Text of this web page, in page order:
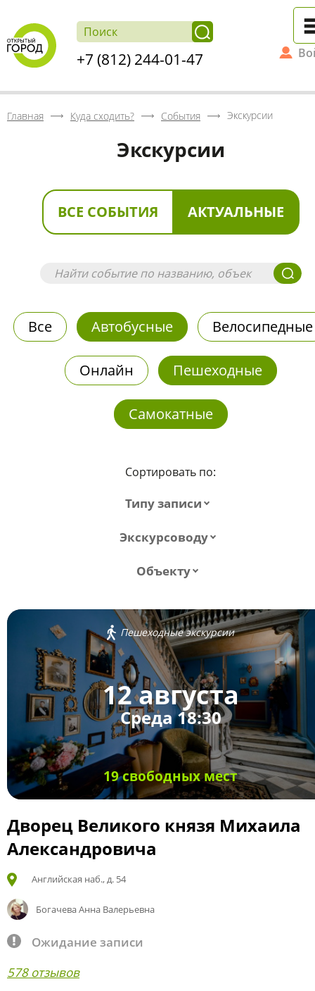
+7 (812) 244-01-47
Главная Куда сходить? События Экскурсии
Экскурсии
ВСЕ СОБЫТИЯ АКТУАЛЬНЫЕ
Все Автобусные Велосипедные
Онлайн Пешеходные
Самокатные
Сортировать по:
Типу записи
Экскурсоводу
Объекту
Пешеходные экскурсии
12 августа
Среда 18:30
19 свободных мест
Дворец Великого князя Михаила
Александровича
Английская наб., д. 54
Богачева Анна Валерьевна
Ожидание записи
578 отзывов